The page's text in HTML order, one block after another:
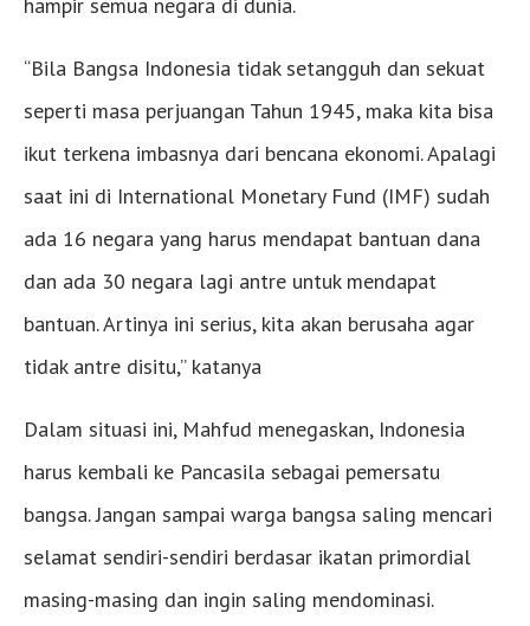
hampir semua negara di dunia.
“Bila Bangsa Indonesia tidak setangguh dan sekuat
seperti masa perjuangan Tahun 1945, maka kita bisa
ikut terkena imbasnya dari bencana ekonomi. Apalagi
saat ini di International Monetary Fund (IMF) sudah
ada 16 negara yang harus mendapat bantuan dana
dan ada 30 negara lagi antre untuk mendapat
bantuan. Artinya ini serius, kita akan berusaha agar
tidak antre disitu,” katanya
Dalam situasi ini, Mahfud menegaskan, Indonesia
harus kembali ke Pancasila sebagai pemersatu
bangsa. Jangan sampai warga bangsa saling mencari
selamat sendiri-sendiri berdasar ikatan primordial
masing-masing dan ingin saling mendominasi.